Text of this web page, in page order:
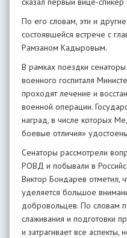
По его словам, эти и
состоявшейся встрече с
Рамзаном Кадыровым.
В рамках поездки
военного госпиталя
проходят лечение и
военной операции.
наград, в числе которых
боевые отличия»
Сенаторы рассмотрели
РОВД и побывали в
Виктор Бондарев отметил,
уделяется большое
добровольцев. По словам
слаживания и подготовки
и затрагивает все